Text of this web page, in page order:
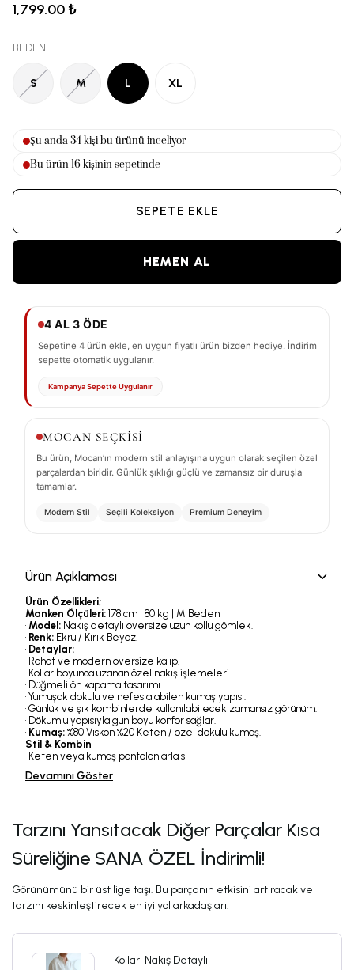
1,799.00 ₺
BEDEN
S M L XL
Şu anda36kişi bu ürünü inceliyor
Bu ürün16kişinin sepetinde
SEPETE EKLE
HEMEN AL
4 AL 3 ÖDE
Sepetine 4 ürün ekle, en uygun fiyatlı ürün bizden hediye. İndirim
sepette otomatik uygulanır.
Kampanya Sepette Uygulanır
MOCAN SEÇKİSİ
Bu ürün, Mocan’ın modern stil anlayışına uygun olarak seçilen özel
parçalardan biridir. Günlük şıklığı güçlü ve zamansız bir duruşla
tamamlar.
Modern Stil Seçili Koleksiyon Premium Deneyim
Ürün Açıklaması
Ürün Özellikleri;
Manken Ölçüleri: 178 cm | 80 kg | M Beden
• Model: Nakış detaylı oversize uzun kollu gömlek.
• Renk: Ekru / Kırık Beyaz.
• Detaylar:
• Rahat ve modern oversize kalıp.
• Kollar boyunca uzanan özel nakış işlemeleri.
• Düğmeli ön kapama tasarımı.
• Yumuşak dokulu ve nefes alabilen kumaş yapısı.
• Günlük ve şık kombinlerde kullanılabilecek zamansız görünüm.
• Dökümlü yapısıyla gün boyu konfor sağlar.
• Kumaş: %80 Viskon %20 Keten / özel dokulu kumaş.
Stil & Kombin
• Keten veya kumaş pantolonlarla s
Devamını Göster
Tarzını Yansıtacak Diğer Parçalar Kısa
Süreliğine SANA ÖZEL İndirimli!
Görünümünü bir üst lige taşı. Bu parçanın etkisini artıracak ve
tarzını keskinleştirecek en iyi yol arkadaşları.
Kolları Nakış Detaylı